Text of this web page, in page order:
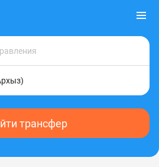
трансфер